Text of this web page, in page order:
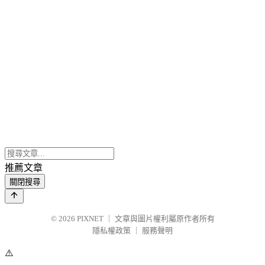
推薦文章
關閉搜尋
© 2026 PIXNET
文章與圖片權利屬原作者所有
隱私權政策
服務聲明
⚠️